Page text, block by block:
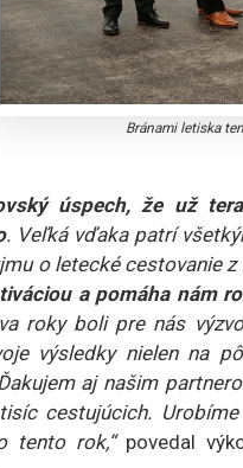
Bránami letiska
úspech, že už
. Veľká vďaka patrí
o letecké cestovanie
a pomáha nám
roky boli pre nás
výsledky nielen na
aj našim
cestujúcich.
tento rok,“povedal